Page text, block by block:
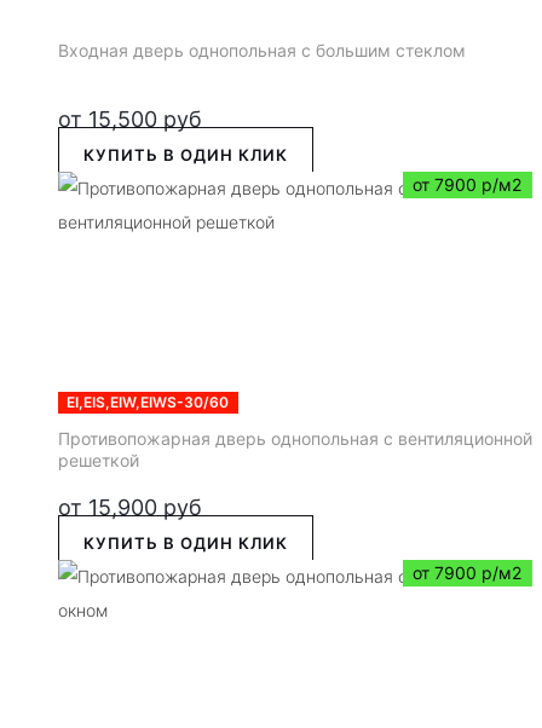
Входная дверь однопольная с большим стеклом
от 15,500 руб
КУПИТЬ В ОДИН КЛИК
от 7900 р/м2
EI,EIS,EIW,EIWS-30/60
Противопожарная дверь однопольная с вентиляционной
решеткой
от 15,900 руб
КУПИТЬ В ОДИН КЛИК
от 7900 р/м2